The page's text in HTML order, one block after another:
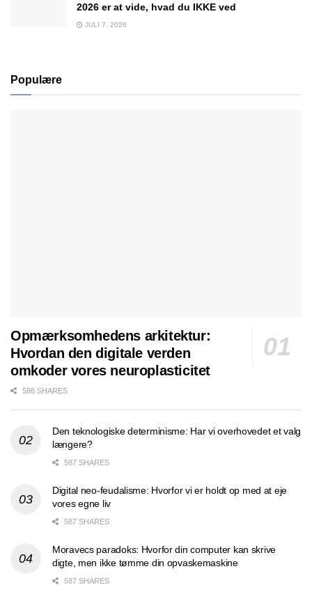
2026 er at vide, hvad du IKKE ved
JULI 7, 2026
Populære
Opmærksomhedens arkitektur:
Hvordan den digitale verden
omkoder vores neuroplasticitet
588 SHARES
Den teknologiske determinisme: Har vi overhovedet et valg
længere?
587 SHARES
Digital neo-feudalisme: Hvorfor vi er holdt op med at eje
vores egne liv
587 SHARES
Moravecs paradoks: Hvorfor din computer kan skrive
digte, men ikke tømme din opvaskemaskine
587 SHARES